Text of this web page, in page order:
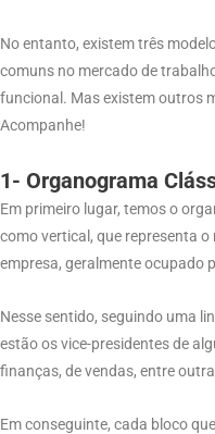
No entanto, existem três
comuns no mercado de
funcional. Mas existem outros
Acompanhe!
1- Organograma
Em primeiro lugar, temos o
como vertical, que representa
empresa, geralmente ocupado
Nesse sentido, seguindo uma
estão os vice-presidentes de
finanças, de vendas, entre
Em conseguinte, cada bloco